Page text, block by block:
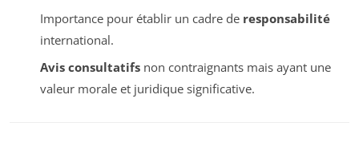
Importance pour établir un cadre de responsabilité
international.
Avis consultatifsnon contraignants mais ayant une
valeur morale et juridique significative.